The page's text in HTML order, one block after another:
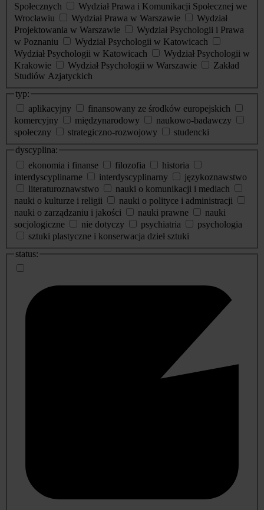
Społecznych
Wydział Prawa i Komunikacji Społecznej we
Wrocławiu
Wydział Prawa w Warszawie
Wydział
Projektowania w Warszawie
Wydział Psychologii i Prawa
w Poznaniu
Wydział Psychologii w Katowicach
Wydział Psychologii w Katowicach
Wydział Psychologii w
Krakowie
Wydział Psychologii w Warszawie
Zakład
Studiów Azjatyckich
typ:
aplikacyjny
finansowany ze środków europejskich
komercyjny
międzynarodowy
naukowo-badawczy
społeczny
strategiczno-rozwojowy
studencki
dyscyplina:
ekonomia i finanse
filozofia
historia
interdyscyplinarne
interdyscyplinarny
językoznawstwo
literaturoznawstwo
nauki o komunikacji i mediach
nauki o kulturze i religii
nauki o polityce i administracji
nauki o zarządzaniu i jakości
nauki prawne
nauki
socjologiczne
nie dotyczy psychiatria
psychologia
sztuki plastyczne i konserwacja dzieł sztuki
status: